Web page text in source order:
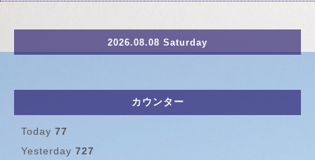
2026.08.08 Saturday
カウンター
Today 77
Yesterday 727